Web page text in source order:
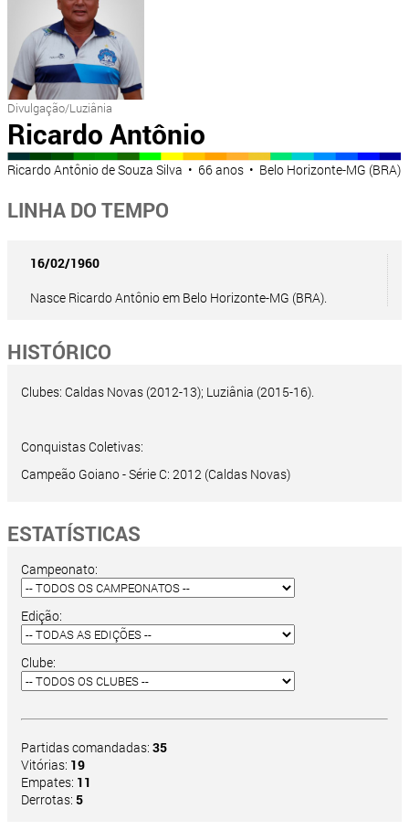
Divulgação/Luziânia
Ricardo Antônio
Ricardo Antônio de Souza Silva • 66 anos • Belo Horizonte-MG (BRA)
LINHA DO TEMPO
16/02/1960
Nasce Ricardo Antônio em Belo Horizonte-MG (BRA).
HISTÓRICO
Clubes: Caldas Novas (2012-13); Luziânia (2015-16).
Conquistas Coletivas:
Campeão Goiano - Série C: 2012 (Caldas Novas)
ESTATÍSTICAS
Campeonato:
Edição:
Clube:
Partidas comandadas: 35
Vitórias: 19
Empates: 11
Derrotas: 5